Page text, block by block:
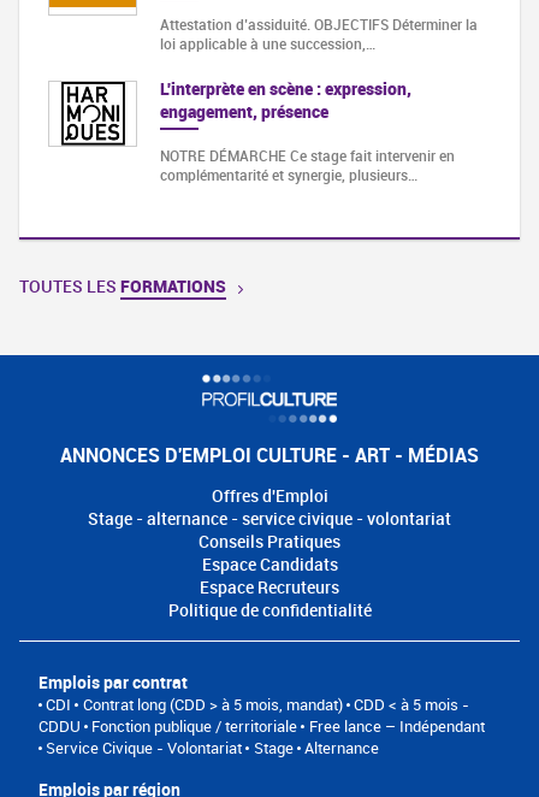
Attestation d’assiduité. OBJECTIFS Déterminer la
loi applicable à une succession,…
L'interprète en scène : expression,
engagement, présence
NOTRE DÉMARCHE Ce stage fait intervenir en
complémentarité et synergie, plusieurs…
TOUTES LES FORMATIONS
ANNONCES D'EMPLOI CULTURE - ART - MÉDIAS
Offres d'Emploi
Stage - alternance - service civique - volontariat
Conseils Pratiques
Espace Candidats
Espace Recruteurs
Politique de confidentialité
Emplois par contrat
CDI Contrat long (CDD > à 5 mois, mandat) CDD < à 5 mois -
CDDU
Fonction publique / territoriale
Free lance – Indépendant
Service Civique - Volontariat
Stage Alternance
Emplois par région